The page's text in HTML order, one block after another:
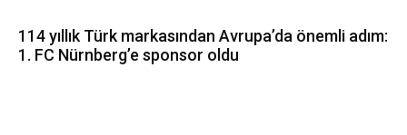
114 yıllık Türk markasından Avrupa’da önemli adım:
1. FC Nürnberg’e sponsor oldu